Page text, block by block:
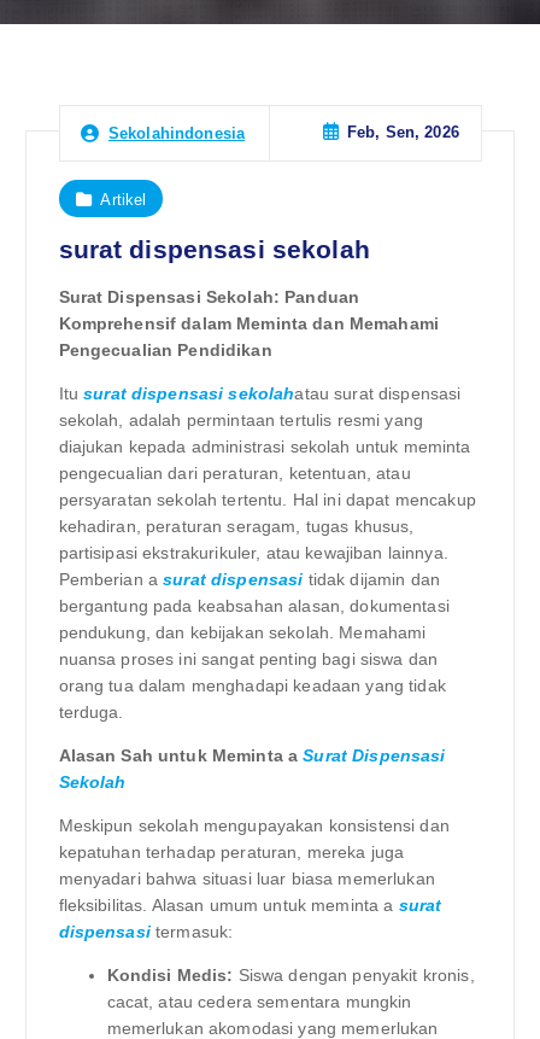
Sekolahindonesia Feb, Sen, 2026
Artikel
surat dispensasi sekolah
Surat Dispensasi Sekolah: Panduan
Komprehensif dalam Meminta dan Memahami
Pengecualian Pendidikan
Itusurat dispensasi sekolahatau surat dispensasi
sekolah, adalah permintaan tertulis resmi yang
diajukan kepada administrasi sekolah untuk meminta
pengecualian dari peraturan, ketentuan, atau
persyaratan sekolah tertentu. Hal ini dapat mencakup
kehadiran, peraturan seragam, tugas khusus,
partisipasi ekstrakurikuler, atau kewajiban lainnya.
Pemberian asurat dispensasi tidak dijamin dan
bergantung pada keabsahan alasan, dokumentasi
pendukung, dan kebijakan sekolah. Memahami
nuansa proses ini sangat penting bagi siswa dan
orang tua dalam menghadapi keadaan yang tidak
terduga.
Alasan Sah untuk Meminta aSurat Dispensasi
Sekolah
Meskipun sekolah mengupayakan konsistensi dan
kepatuhan terhadap peraturan, mereka juga
menyadari bahwa situasi luar biasa memerlukan
fleksibilitas. Alasan umum untuk meminta a surat
dispensasitermasuk:
Kondisi Medis: Siswa dengan penyakit kronis,
cacat, atau cedera sementara mungkin
memerlukan akomodasi yang memerlukan